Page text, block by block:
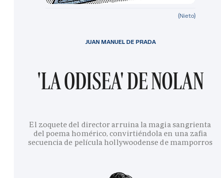
(Nieto)
'LA ODISEA' DE NOLAN
El zoquete del director arruina la magia sangrienta
del poema homérico, convirtiéndola en una zafia
secuencia de película hollywoodense de mamporros
JUAN MANUEL DE PRADA